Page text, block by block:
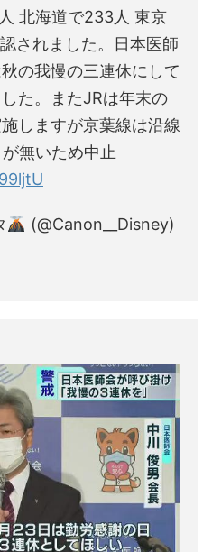
北海道で233人 東京
されました。日本医師
の我慢の三連休にして
た。またJRは年末の
しますが京葉線は沿線
無いため中止
(@Canon__Disney)